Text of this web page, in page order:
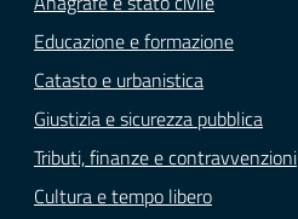
Educazione e formazione
Catasto e urbanistica
Giustizia e sicurezza pubblica
Tributi, finanze e contravvenzioni
Cultura e tempo libero